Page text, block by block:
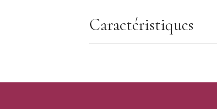
électrique. Ne jamais utiliser de couteau
- Matériaux : Silicone pur, souple et non
excellente qualité de cuisson.
Caractéristiques